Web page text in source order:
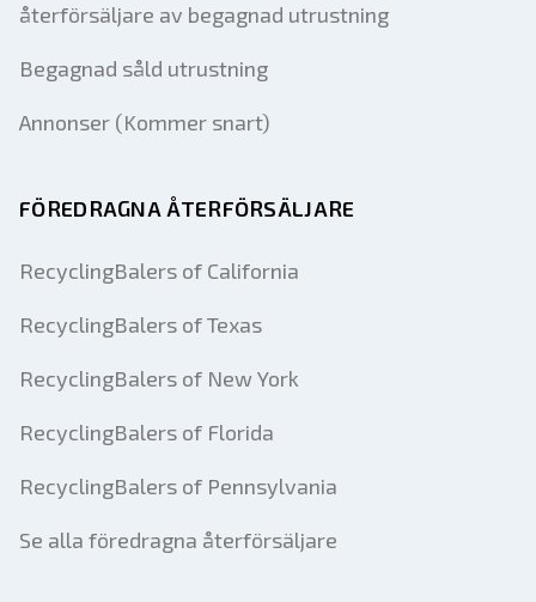
återförsäljare av begagnad utrustning
Begagnad såld utrustning
Annonser (Kommer snart)
FÖREDRAGNA ÅTERFÖRSÄLJARE
RecyclingBalers of California
RecyclingBalers of Texas
RecyclingBalers of New York
RecyclingBalers of Florida
RecyclingBalers of Pennsylvania
Se alla föredragna återförsäljare